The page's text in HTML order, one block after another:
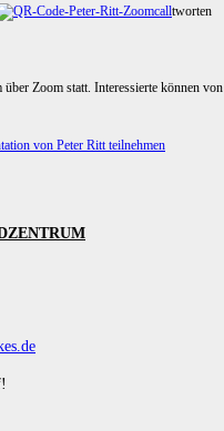
tworten
Zoom statt. Interessierte können
von Peter Ritt teilnehmen